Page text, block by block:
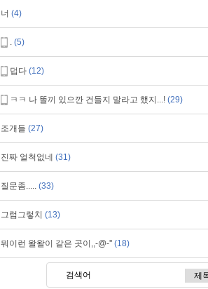
너 (4)
. (5)
덥다 (12)
ㅋㅋ 나 똘끼 있으깐 건들지 말라고 했지...! (29)
조개들 (27)
진짜 얼척없네 (31)
질문좀..... (33)
그럼그렇치 (13)
뭐이런 왈왈이 같은 곳이,,-@-'' (18)